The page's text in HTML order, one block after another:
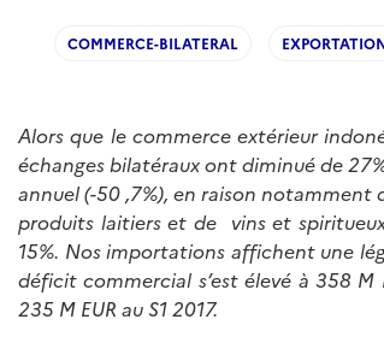
COMMERCE-BILATERAL
Alors que le commerce extérieur
échanges bilatéraux ont diminué de
annuel (-50 ,7%), en raison notamment
produits laitiers et de vins et
15%. Nos importations affichent une
déficit commercial s’est élevé à 358
235 M EUR au S1 2017.